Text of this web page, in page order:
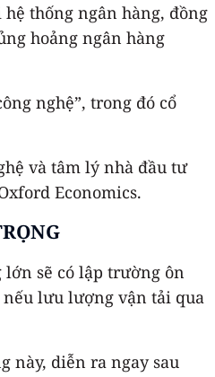
thống ngân hàng, đồng
hoảng ngân hàng
nghệ”, trong đó cổ
và tâm lý nhà đầu tư
Economics.
sẽ có lập trường ôn
lưu lượng vận tải qua
này, diễn ra ngay sau